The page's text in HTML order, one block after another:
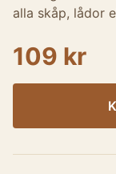
alla skåp, lådor
109 kr